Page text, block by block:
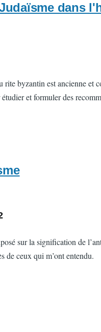
dans
byzantin est ancienne et
et formuler des
sur la signification de
de ceux qui m’ont entendu.